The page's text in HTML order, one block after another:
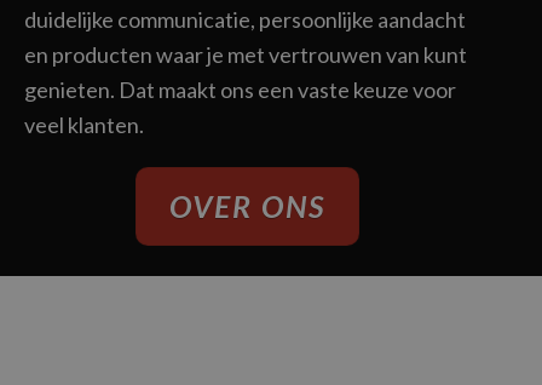
duidelijke communicatie, persoonlijke aandacht
en producten waar je met vertrouwen van kunt
genieten. Dat maakt ons een vaste keuze voor
veel klanten.
OVER ONS